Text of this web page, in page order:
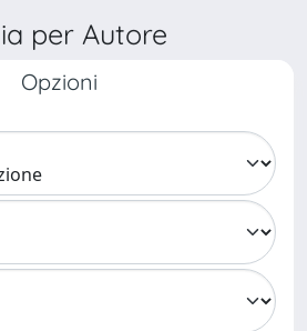
per Autore
Opzioni